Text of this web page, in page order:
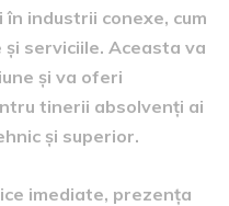
industrii conexe, cum
serviciile. Aceasta va
și va oferi
tinerii absolvenți ai
și superior.
imediate, prezența